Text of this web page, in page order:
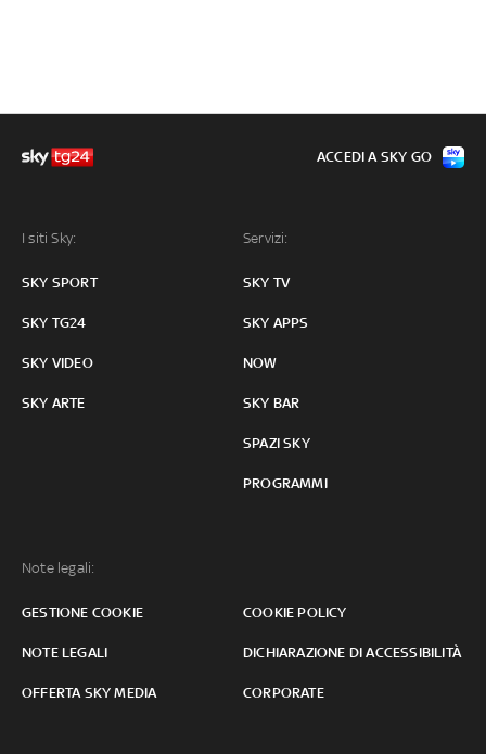
I siti Sky:
SKY SPORT
SKY TG24
SKY VIDEO
SKY ARTE
Servizi:
SKY TV
SKY APPS
NOW
SKY BAR
SPAZI SKY
PROGRAMMI
Note legali:
GESTIONE COOKIE COOKIE POLICY
NOTE LEGALI DICHIARAZIONE DI ACCESSIBILITÀ
OFFERTA SKY MEDIA CORPORATE
ACCEDI A SKY GO